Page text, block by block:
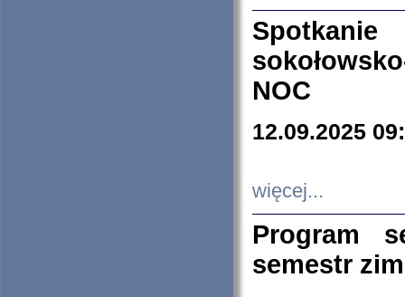
NOC
12.09.2025
więcej...
Program
semestr